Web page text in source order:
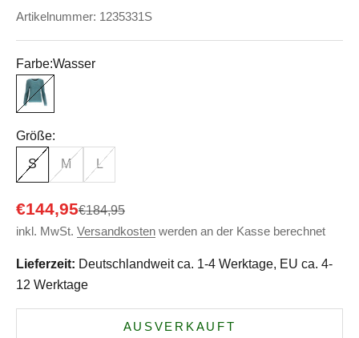
Artikelnummer: 1235331S
Farbe:Wasser
Wasser
Größe:
S M L
Angebot
€144,95Regulärer Preis
€184,95
inkl. MwSt. Versandkosten werden an der Kasse berechnet
Lieferzeit: Deutschlandweit ca. 1-4 Werktage, EU ca. 4-
12 Werktage
AUSVERKAUFT